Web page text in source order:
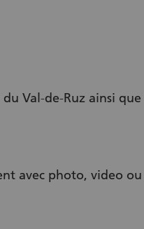
Val-de-Ruz ainsi que
avec photo, video ou